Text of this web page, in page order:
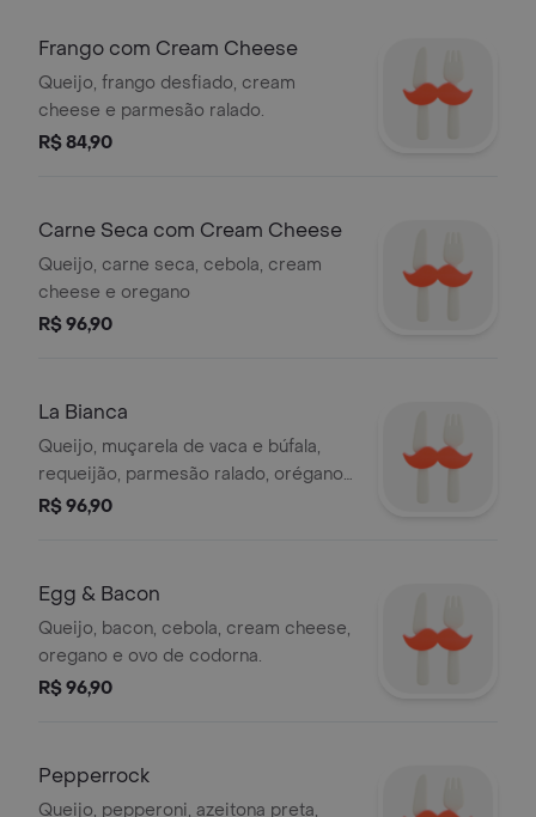
Frango com Cream Cheese
Queijo, frango desfiado, cream
cheese e parmesão ralado.
R$ 84,90
Carne Seca com Cream Cheese
Queijo, carne seca, cebola, cream
cheese e oregano
R$ 96,90
La Bianca
Queijo, muçarela de vaca e búfala,
requeijão, parmesão ralado, orégano
e manjericão.
R$ 96,90
Egg & Bacon
Queijo, bacon, cebola, cream cheese,
oregano e ovo de codorna.
R$ 96,90
Pepperrock
Queijo, pepperoni, azeitona preta,